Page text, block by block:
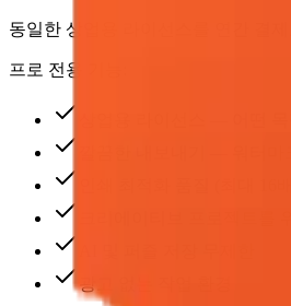
동일한 상업용 라이선스를 연간 결제
프로 전용 기능:
광고 없는 작업 환경